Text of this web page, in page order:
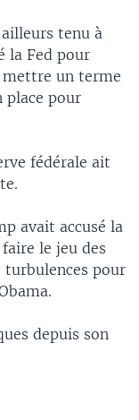
tenu à
la Fed pour
un terme
place pour
fédérale ait
avait accusé la
le jeu des
turbulences pour
depuis son